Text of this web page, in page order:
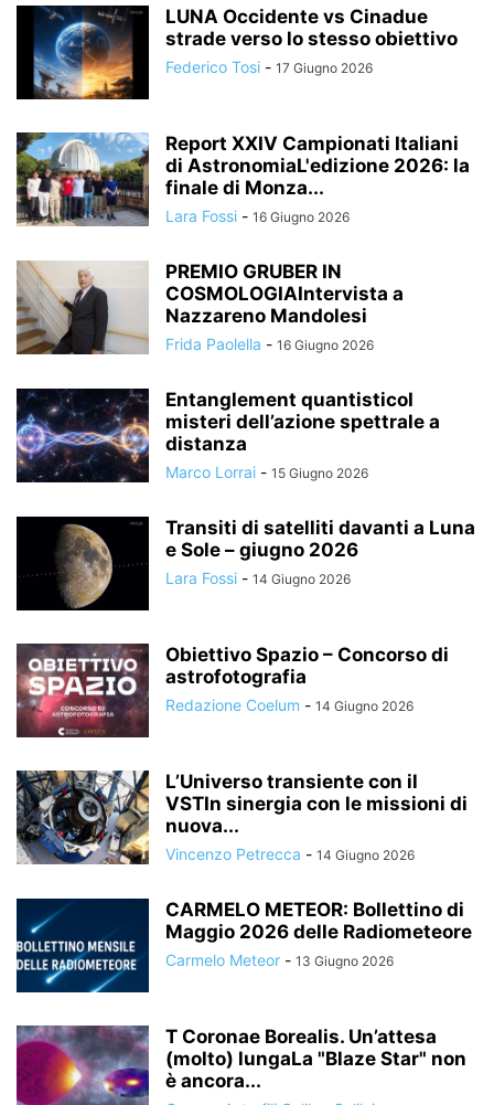
LUNA Occidente vs Cinadue
strade verso lo stesso obiettivo
Federico Tosi - 17 Giugno 2026
Report XXIV Campionati Italiani
di AstronomiaL'edizione 2026: la
finale di Monza...
Lara Fossi - 16 Giugno 2026
PREMIO GRUBER IN
COSMOLOGIAIntervista a
Nazzareno Mandolesi
Frida Paolella - 16 Giugno 2026
Entanglement quantisticoI
misteri dell’azione spettrale a
distanza
Marco Lorrai - 15 Giugno 2026
Transiti di satelliti davanti a Luna
e Sole – giugno 2026
Lara Fossi - 14 Giugno 2026
Obiettivo Spazio – Concorso di
astrofotografia
Redazione Coelum - 14 Giugno 2026
L’Universo transiente con il
VSTIn sinergia con le missioni di
nuova...
Vincenzo Petrecca - 14 Giugno 2026
CARMELO METEOR: Bollettino di
Maggio 2026 delle Radiometeore
Carmelo Meteor - 13 Giugno 2026
T Coronae Borealis. Un’attesa
(molto) lungaLa "Blaze Star" non
è ancora...